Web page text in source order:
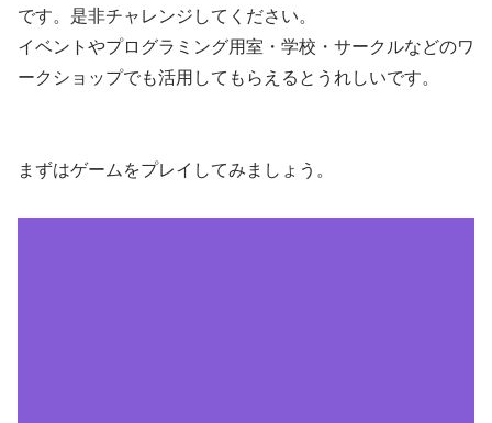
です。是非チャレンジしてください。
イベントやプログラミング用室・学校・サークルなどのワ
ークショップでも活用してもらえるとうれしいです。
まずはゲームをプレイしてみましょう。